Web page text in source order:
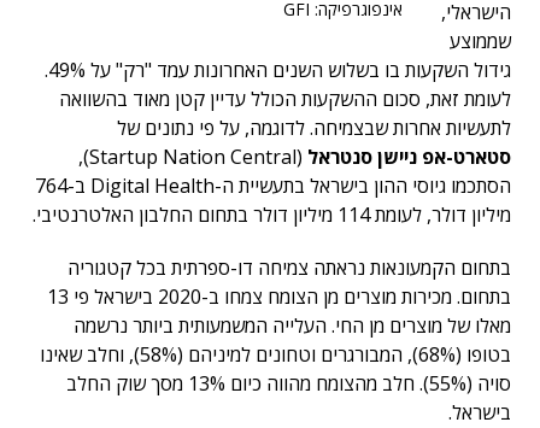
אינפוגרפיקה: GFI
הישראלי,
שממוצע
גידול השקעות בו בשלוש השנים האחרונות עמד "רק" על 49%.
לעומת זאת, סכום ההשקעות הכולל עדיין קטן מאוד בהשוואה
לתעשיות אחרות שבצמיחה. לדוגמה, על פי נתונים של
סטארט-אפ ניישן סנטראל
(Startup Nation Central),
הסתכמו גיוסי ההון בישראל בתעשיית ה-Digital Health ב-764
מיליון דולר, לעומת 114 מיליון דולר בתחום החלבון האלטרנטיבי.
בתחום הקמעונאות נראתה צמיחה דו-ספרתית בכל קטגוריה
בתחום. מכירות מוצרים מן הצומח צמחו ב-2020 בישראל פי 13
מאלו של מוצרים מן החי. העלייה המשמעותית ביותר נרשמה
בטופו (68%), המבורגרים וטחונים למיניהם (58%), וחלב שאינו
סויה (55%). חלב מהצומח מהווה כיום 13% מסך שוק החלב
בישראל.